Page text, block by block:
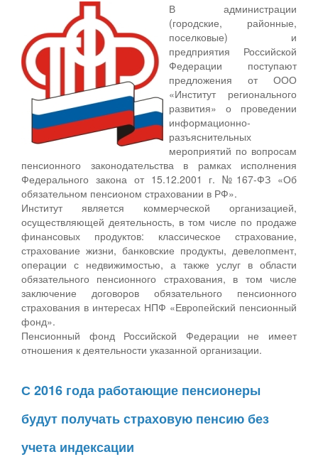
В администрации
(городские, районные,
поселковые) и
предприятия Российской
Федерации поступают
предложения от ООО
«Институт регионального
развития» о проведении
информационно-
разъяснительных
мероприятий по вопросам
пенсионного законодательства в рамках исполнения
Федерального закона от 15.12.2001 г. №167-ФЗ «Об
обязательном пенсионом страховании в РФ».
Институт является коммерческой организацией,
осуществляющей деятельность, в том числе по продаже
финансовых продуктов: классическое страхование,
страхование жизни, банковские продукты, девелопмент,
операции с недвижимостью, а также услуг в области
обязательного пенсионного страхования, в том числе
заключение договоров обязательного пенсионного
страхования в интересах НПФ «Европейский пенсионный
фонд».
Пенсионный фонд Российской Федерации не имеет
отношения к деятельности указанной организации.
С 2016 года работающие пенсионеры
будут получать страховую пенсию без
учета индексации